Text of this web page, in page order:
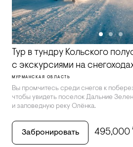
Тур в тундру Кольского
с экскурсиями на
МУРМАНСКАЯ ОБЛАСТЬ
Вы промчитесь среди снегов к
чтобы увидеть поселок Дальние
и заповедную реку Олёнка.
Забронировать 495,000